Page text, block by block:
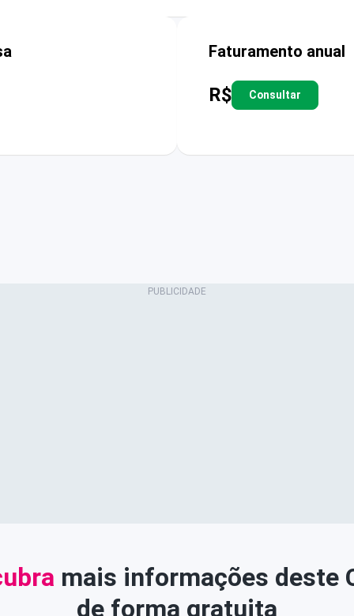
Faturamento anual
R$ Consultar
mais informações deste
de forma gratuita